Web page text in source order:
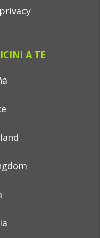
A TE